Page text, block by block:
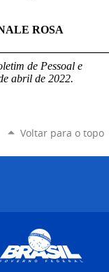
ROSA
de Pessoal e
abril de 2022.
Voltar para o topo